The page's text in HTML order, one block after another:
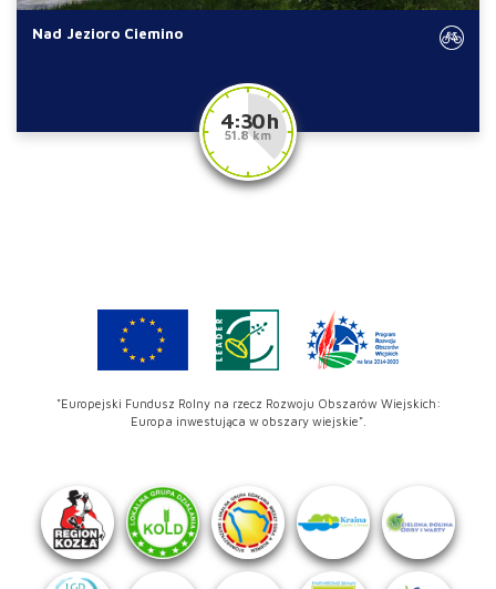
Nad Jezioro Ciemino
4:30 h
51.8 km
"Europejski Fundusz Rolny na rzecz Rozwoju Obszarów Wiejskich:
Europa inwestująca w obszary wiejskie".